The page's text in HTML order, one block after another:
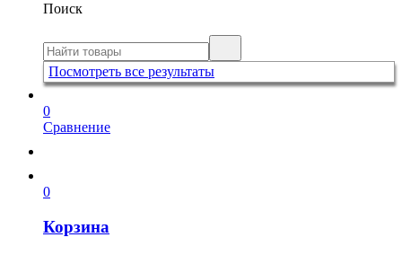
Поиск
Посмотреть все результаты
0
Сравнение
0
Корзина